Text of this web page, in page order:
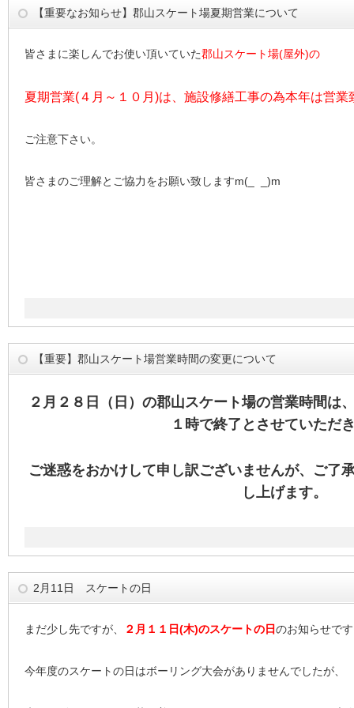
【重要なお知らせ】郡山スケート場夏期営業について
皆さまに楽しんでお使い頂いていた郡山スケート場(屋外)の
夏期営業(４月～１０月)は、施設修繕工事の為本年は営業
ご注意下さい。
皆さまのご理解とご協力をお願い致しますm(_ _)m
【重要】郡山スケート場営業時間の変更について
２月２８日（日）の郡山スケート場の営業時間は
１時で終了とさせていただ
ご迷惑をおかけして申し訳ございませんが、ご了
し上げます。
2月11日 スケートの日
まだ少し先ですが、 ２月１１日(木)のスケートの日のお知らせで
今年度のスケートの日はボーリング大会がありませんでしたが、